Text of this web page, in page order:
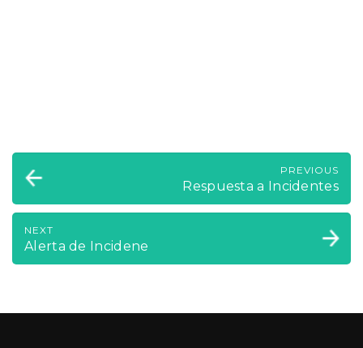
PREVIOUS
Respuesta a Incidentes
NEXT
Alerta de Incidene